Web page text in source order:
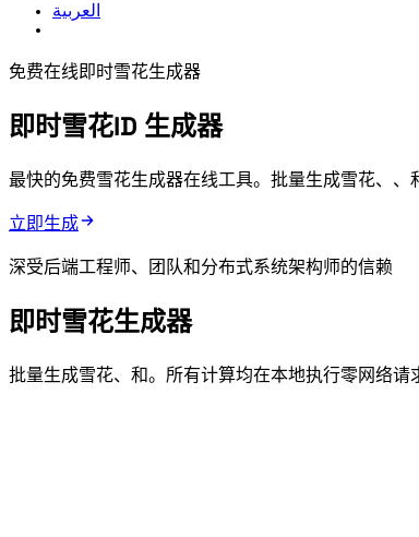
العربية
免费在线即时雪花ID生成器
即时雪花ID 生成器
最快的免费雪花ID生成器在线工具。批量生成雪花ID、UUID v1
立即生成
深受后端工程师、QA 团队和分布式系统架构师的信赖
即时雪花ID生成器
批量生成雪花ID、UUID 和 ULID。所有计算均在本地执行 — 零网络请